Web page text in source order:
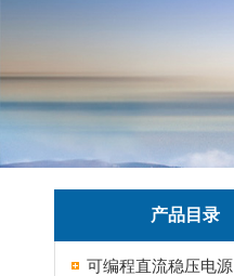
产品目录
可编程直流稳压电源